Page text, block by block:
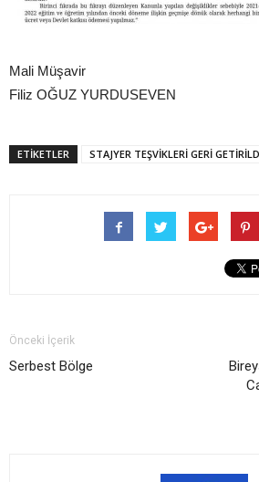
Mali Müşavir
Filiz OĞUZ YURDUSEVEN
ETIKETLER STAJYER TEŞVİKLERİ GERİ
Önceki İçerik
Serbest Bölge